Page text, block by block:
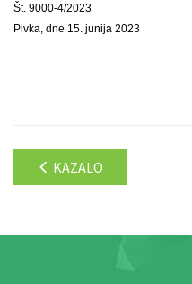
Št. 9000-4/2023
Pivka, dne 15. junija 2023
KAZALO